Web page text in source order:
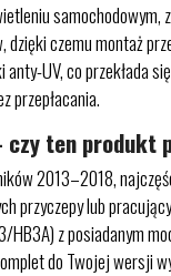
czemu montaż
UV, co przekłada
przepłacania.
ten produkt
2013–2018,
przyczepy lub
z posiadanym
do Twojej wersji